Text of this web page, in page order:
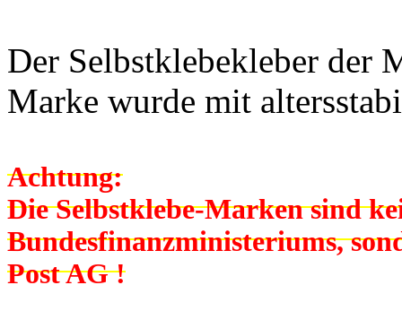
Der Selbstklebekleber der
Marke wurde mit
Achtung:
Die Selbstklebe-Marken sind
Bundesfinanzministeriums,
Post AG !